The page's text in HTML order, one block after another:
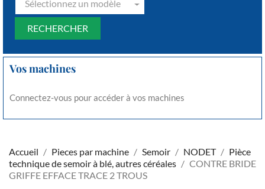
Sélectionnez un modèle
Vos machines
Connectez-vous pour accéder à vos machines
Accueil Pieces par machine Semoir NODET
Pièce
technique de semoir à blé, autres céréales
CONTRE BRIDE
GRIFFE EFFACE TRACE 2 TROUS